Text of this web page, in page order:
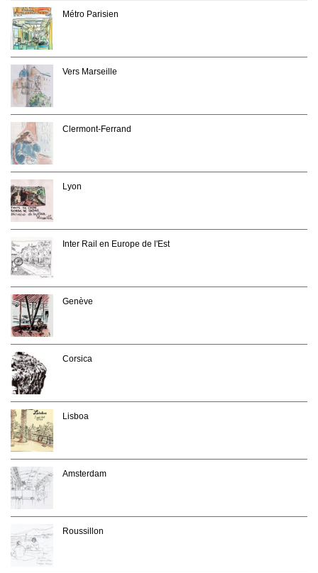
Métro Parisien
Vers Marseille
Clermont-Ferrand
Lyon
Inter Rail en Europe de l'Est
Genève
Corsica
Lisboa
Amsterdam
Roussillon